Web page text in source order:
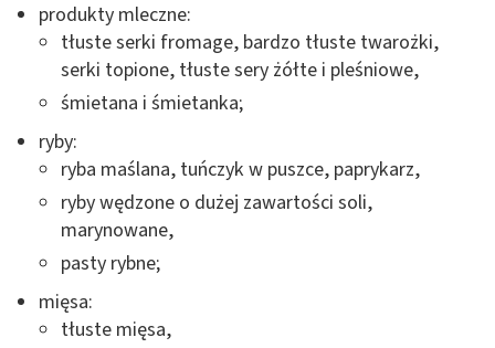
produkty mleczne:
tłuste serki fromage, bardzo tłuste twarożki,
serki topione, tłuste sery żółte i pleśniowe,
śmietana i śmietanka;
ryby:
ryba maślana, tuńczyk w puszce, paprykarz,
ryby wędzone o dużej zawartości soli,
marynowane,
pasty rybne;
mięsa:
tłuste mięsa,